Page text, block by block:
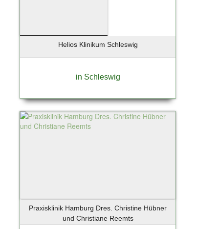
Helios Klinikum Schleswig
in Schleswig
Praxisklinik Hamburg Dres. Christine Hübner
und Christiane Reemts